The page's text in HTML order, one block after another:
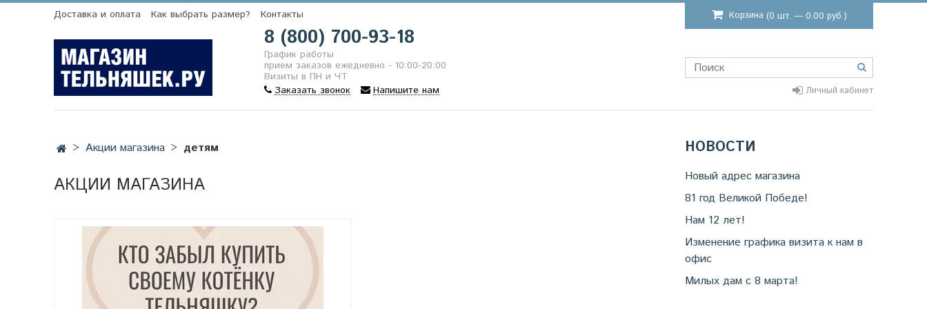
Доставка и оплата Как выбрать размер? Контакты Корзина (0 шт. — 0.00 руб.)
8 (800) 700-93-18
График работы
прием заказов ежедневно - 10:00-20:00
Визиты в ПН и ЧТ
Заказать звонок
Напишите нам Личный кабинет
Акции магазина детям
АКЦИИ МАГАЗИНА
НОВОСТИ
Новый адрес магазина
81 год Великой Победе!
Нам 12 лет!
Изменение графика визита к нам в
офис
Милых дам с 8 марта!